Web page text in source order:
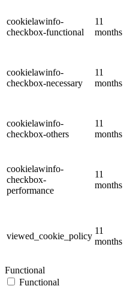
cookielawinfo-
checkbox-functional
11
months
cookielawinfo-
checkbox-necessary
11
months
cookielawinfo-
checkbox-others
11
months
cookielawinfo-
checkbox-
performance
11
months
viewed_cookie_policy
11
months
Functional
Functional